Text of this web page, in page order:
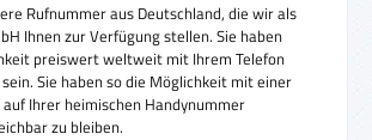
Rufnummer aus Deutschland, die wir als
Ihnen zur Verfügung stellen. Sie haben
preiswert weltweit mit Ihrem Telefon
Sie haben so die Möglichkeit mit einer
Ihrer heimischen Handynummer
zu bleiben.